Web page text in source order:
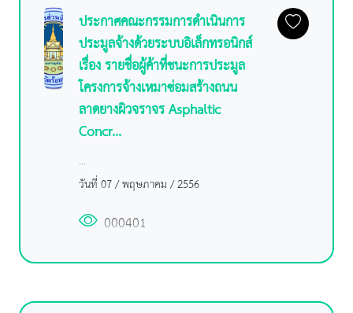
ประกาศคณะกรรมการดำเนินการ
ประมูลจ้างด้วยระบบอิเล็กทรอนิกส์
เรื่อง รายชื่อผู้ค้าที่ชนะการประมูล
โครงการจ้างเหมาซ่อมสร้างถนน
ลาดยางผิวจราจร Asphaltic
Concr...
...
วันที่ 07 / พฤษภาคม / 2556
000401